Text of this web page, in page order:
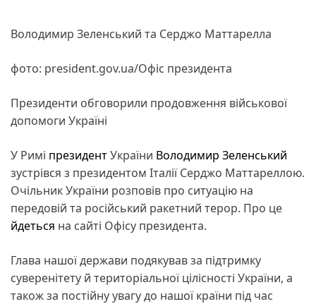
Володимир Зеленський та Серджо Маттарелла
фото: president.gov.ua/Офіс президента
Президенти обговорили продовження військової
допомоги Україні
У Римі президентУкраїни Володимир Зеленський
зустрівся з президентом Італії Серджо Маттареллою.
Очільник України розповів про ситуацію на
передовій та російський ракетний терор. Про це
йдеться на сайті Офісу президента.
Глава нашої держави подякував за підтримку
суверенітету й територіальної цілісності України, а
також за постійну увагу до нашої країни під час